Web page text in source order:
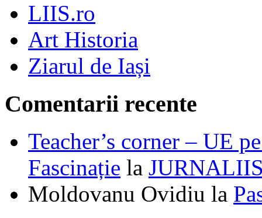
LIIS.ro
Art Historia
Ziarul de Iași
Comentarii recente
Teacher’s corner – UE
Fascinație la
Moldovanu Ovidiu la